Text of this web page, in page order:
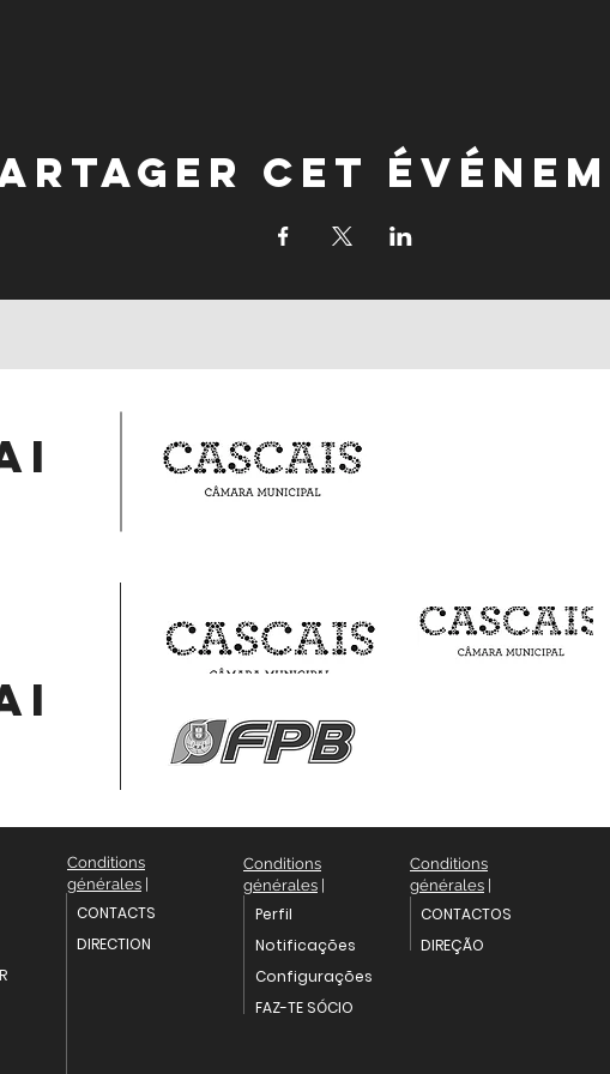
cet
CONTACTS
DIRECTION
Conditions
générales
Conditions
générales
Perfil
Notificações
Configurações
FAZ-TE SÓCIO
Conditions
générales
CONTACTOS
DIREÇÃO